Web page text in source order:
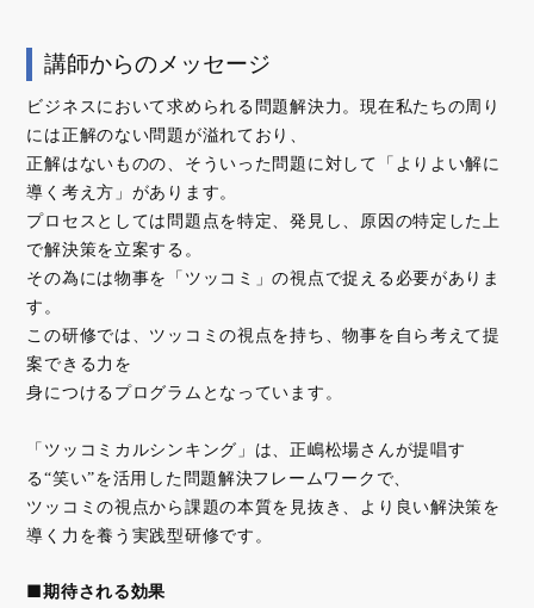
講師からのメッセージ
ビジネスにおいて求められる問題解決力。現在私たちの周り
には正解のない問題が溢れており、
正解はないものの、そういった問題に対して「よりよい解に
導く考え方」があります。
プロセスとしては問題点を特定、発見し、原因の特定した上
で解決策を立案する。
その為には物事を「ツッコミ」の視点で捉える必要がありま
す。
この研修では、ツッコミの視点を持ち、物事を自ら考えて提
案できる力を
身につけるプログラムとなっています。
「ツッコミカルシンキング」は、正嶋松場さんが提唱す
る“笑い”を活用した問題解決フレームワークで、
ツッコミの視点から課題の本質を見抜き、より良い解決策を
導く力を養う実践型研修です。
■期待される効果